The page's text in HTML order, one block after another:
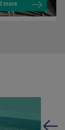
more